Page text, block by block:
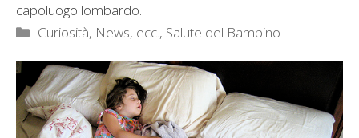
capoluogo lombardo.
Categorie
Curiosità, News, ecc., Salute del Bambino